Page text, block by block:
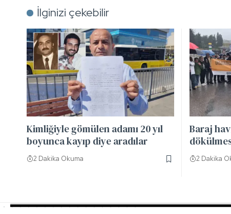
İlginizi çekebilir
Kimliğiyle gömülen adamı 20 yıl
boyunca kayıp diye aradılar
2 Dakika Okuma
Baraj
2 Dakika